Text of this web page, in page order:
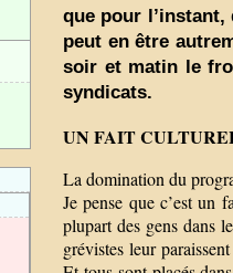
que pour
peut en être
soir et matin le
syndicats.
UN FAIT
La domination du
Je pense que c’est un
plupart des gens dans
grévistes leur